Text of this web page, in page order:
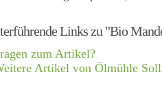
Links zu "Bio
zum Artikel?
Artikel von Ölmühle